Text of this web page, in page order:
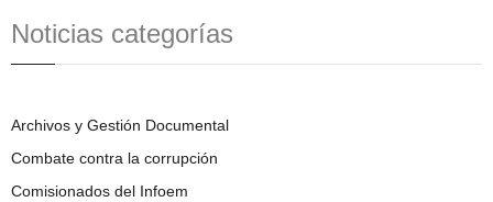
Noticias categorías
Archivos y Gestión Documental
Combate contra la corrupción
Comisionados del Infoem